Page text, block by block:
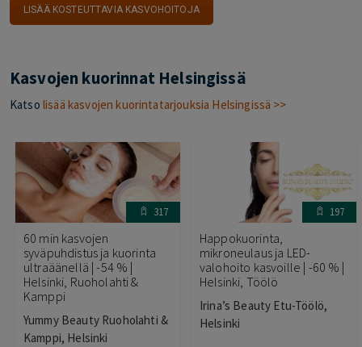
LISÄÄ KOSTEUTTAVIA KASVOHOITOJA
Kasvojen kuorinnat Helsingissä
Katso lisää kasvojen kuorintatarjouksia Helsingissä >>
317
60 min kasvojen
syväpuhdistus ja kuorinta
ultraäänellä | -54 % |
Helsinki, Ruoholahti &
Kamppi
Yummy Beauty Ruoholahti &
Kamppi, Helsinki
197
Happokuorinta,
mikroneulaus ja LED-
valohoito kasvoille | -60 % |
Helsinki, Töölö
Irina’s Beauty Etu-Töölö,
Helsinki